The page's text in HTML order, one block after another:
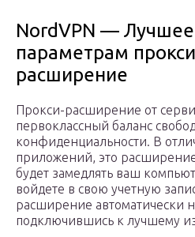
NordVPN —
параметрам
расширение
Прокси-расширение от
первоклассный баланс
конфиденциальности. В
приложений, это
будет замедлять ваш
войдете в свою учетную
расширение автоматически
подключившись к лучшему